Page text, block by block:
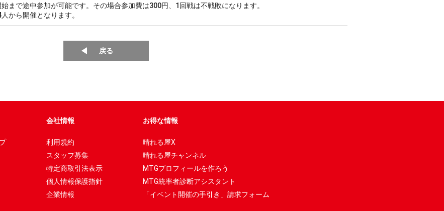
まで途中参加が可能です。その場合参加費は300円、1回戦は不戦敗になります。
から開催となります。
戻る
会社情報
利用規約
スタッフ募集
特定商取引法表示
個人情報保護指針
企業情報
お得な情報
晴れる屋X
晴れる屋チャンネル
MTGプロフィールを作ろう
MTG統率者診断アシスタント
「イベント開催の手引き」請求フォーム